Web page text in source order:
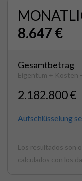
8.647 €
Gesamtbetrag
Eigentum + Kosten
2.182.800 €
Aufschlüsselung
Los resultados son
calculados con los